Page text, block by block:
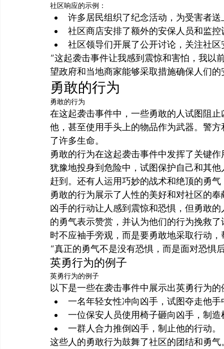
社区响应的示例：
许多居民组织了纪念活动，为受害者送
社区商店安排了额外的安保人员和监
社区领导们开展了公开讨论，关注社
“这起袭击事件让我感到震惊和害怕，我以
望政府和当地商家能够采取措施确保人们的
勇敢的行为
勇敢的行为
在这起袭击事件中，一些勇敢的人试图阻
他，甚至使用手头上的物品作为武器。警
了许多生命。
勇敢的行为在这起袭击事件中发挥了关键
犹豫地投身到危险中，试图保护自己和其
赶到。还有人运用巧妙的战术和绝顶的勇
勇敢的行为展示了人性的美好和对社区的奉
凶手的行动让人感到震惊和恐惧，但勇敢
的勇气表示赞赏，并认为他们的行为挽救
时不应袖手旁观，而是要勇敢地采取行动
“真正的勇气不是没有恐惧，而是面对恐惧
英勇行为的例子
英勇行为的例子
以下是一些在袭击事件中展示出英勇行为的
一名年轻女性冲向凶手，试图夺走他手
一位保安人员使用椅子砸向凶手，制
一群人合力推倒凶手，制止他的行动。
这些人的勇敢行为鼓舞了社区的团结和勇